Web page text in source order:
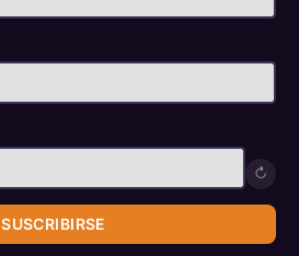
↻
SUSCRIBIRSE